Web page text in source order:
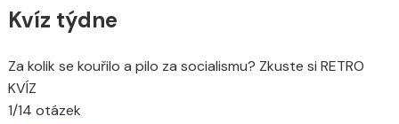
Kvíz týdne
Za kolik se kouřilo a pilo za socialismu? Zkuste si RETRO
KVÍZ
1/14 otázek